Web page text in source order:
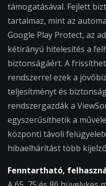
támogatásával. Fejlett
tartalmaz, mint az
Google Play Protect, az
kétirányú hitelesítés a
biztonságáért. A
rendszerrel ezek a
teljesítményt és
rendszergazdák a
egyszerűsíthetik a
központi távoli
hibaelhárítást több
Fenntartható,